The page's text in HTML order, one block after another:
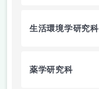
生活環境学研究科
薬学研究科